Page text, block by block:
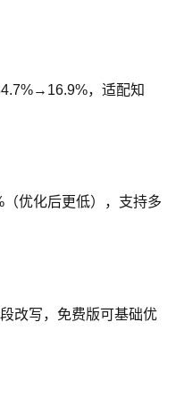
，适配知
优化后更低），支持多
改写，免费版可基础优